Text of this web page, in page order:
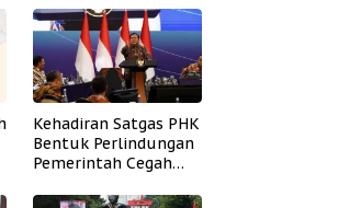
Kehadiran Satgas PHK
Bentuk Perlindungan
Pemerintah Cegah